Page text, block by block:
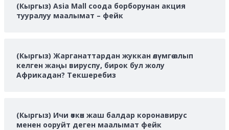
(Кыргыз) Asia Mall соода борборунан акция
тууралуу маалымат – фейк
(Кыргыз) Жарганаттардан жуккан өлүмгө алып
келген жаңы вируспу, бирок бул жолу
Африкадан? Текшеребиз
(Кыргыз) Ичи өткөн жаш балдар коронавирус
менен ооруйт деген маалымат фейк